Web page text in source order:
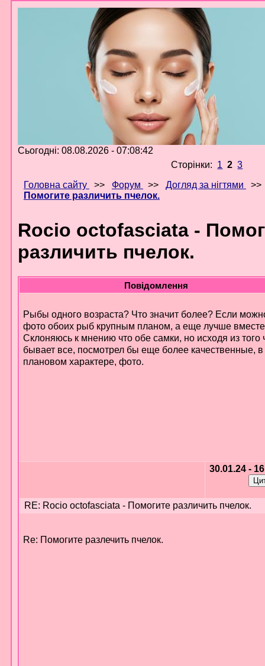
Сьогодні: 08.08.2026 - 07:08:42
Сторінки: 1 2 3
Головна сайту
>> Форум >> Догляд за нігтями
Помогите различить пчелок.
Rocio octofasciata -
различить пчелок.
Повідомлення
Рыбы одного возраста? Что значит более? Если
фото обоих рыб крупным планом, а еще лучше
Склоняюсь к мнению что обе самки, но исходя из того
бывает все, посмотрел бы еще более качественные, в
плановом характере, фото.
30.01.24 -
RE: Rocio octofasciata - Помогите различить пчелок.
Re: Помогите разлечить пчелок.